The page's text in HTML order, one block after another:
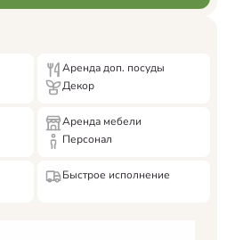
Аренда доп. посуды
Декор
Аренда мебели
Персонал
Быстрое исполнение